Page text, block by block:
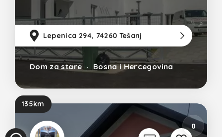
Tešnja, tačna lokacije – Lepenica 294.
Dom ima 3 etaže, koje su povezane
liftomLepenica 294, 74260 Tešanj
Dom za stare Bosna i Hercegovina
135km
0